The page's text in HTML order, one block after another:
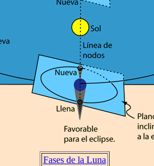
Fases de la Luna